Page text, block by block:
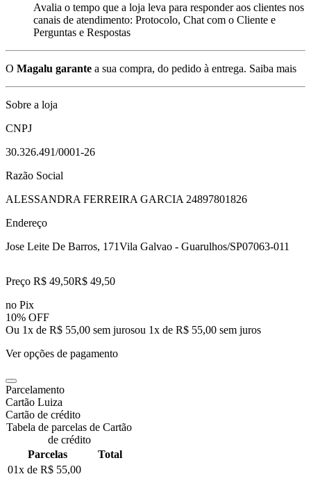
Avalia o tempo que a loja leva para responder aos clientes nos
canais de atendimento: Protocolo, Chat com o Cliente e
Perguntas e Respostas
O Magalu garante a sua compra, do pedido à entrega. Saiba mais
Sobre a loja
CNPJ
30.326.491/0001-26
Razão Social
ALESSANDRA FERREIRA GARCIA 24897801826
Endereço
Jose Leite De Barros, 171Vila Galvao - Guarulhos/SP07063-011
Preço R$ 49,50R$ 49,50
no Pix
10% OFF
Ou 1x de R$ 55,00 sem jurosou 1x de R$ 55,00 sem juros
Ver opções de pagamento
Parcelamento
Cartão Luiza
Cartão de crédito
Tabela de parcelas de Cartão
de crédito
Parcelas
Total
01x de R$ 55,00